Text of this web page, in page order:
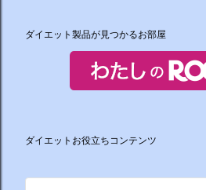
ダイエット製品が見つかるお部屋
ダイエットお役立ちコンテンツ